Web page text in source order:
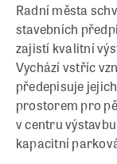
Radní města
stavebních
zajistí kvalitní
Vychází vstříc
předepisuje
prostorem pro
v centru
kapacitní